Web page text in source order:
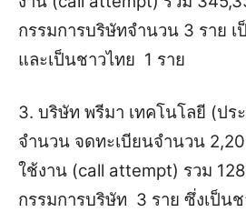
กรรมการบริษัทจำนวน 3 ราย
และเป็นชาวไทย 1 ราย
3. บริษัท พรีมา เทคโนโลยี (ปร
จำนวน จดทะเบียนจำนวน
ใช้งาน (call attempt) รวม
กรรมการบริษัท 3 ราย ซึ่งเป็น